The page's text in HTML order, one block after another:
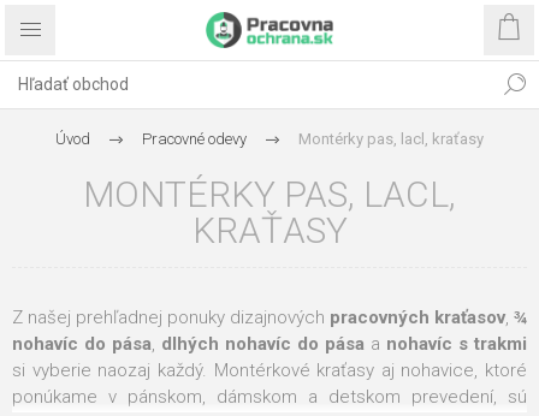
Úvod Pracovné odevy Montérky pas, lacl, kraťasy
MONTÉRKY PAS, LACL,
KRAŤASY
Z našej prehľadnej ponuky dizajnových pracovných kraťasov, ¾
nohavíc do pása, dlhých nohavíc do pása a nohavíc s trakmi
si vyberie naozaj každý. Montérkové kraťasy aj nohavice, ktoré
ponúkame v pánskom, dámskom a detskom prevedení, sú